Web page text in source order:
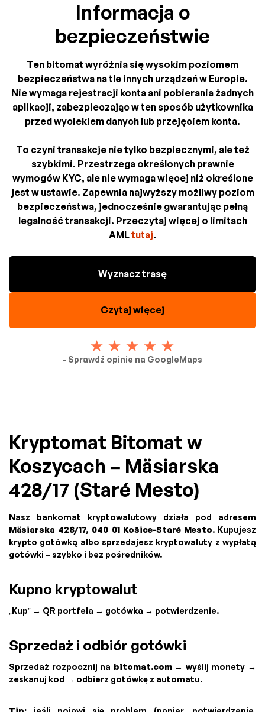
Informacja o
bezpieczeństwie
Ten bitomat wyróżnia się wysokim poziomem
bezpieczeństwa na tle innych urządzeń w Europie.
Nie wymaga rejestracji konta ani pobierania żadnych
aplikacji, zabezpieczając w ten sposób użytkownika
przed wyciekiem danych lub przejęciem konta.
To czyni transakcje nie tylko bezpiecznymi, ale też
szybkimi. Przestrzega określonych prawnie
wymogów KYC, ale nie wymaga więcej niż określone
jest w ustawie. Zapewnia najwyższy możliwy poziom
bezpieczeństwa, jednocześnie gwarantując pełną
legalność transakcji. Przeczytaj więcej o limitach
AMLtutaj.
Wyznacz trasę
Czytaj więcej
- Sprawdź opinie na GoogleMaps
Kryptomat Bitomat w
Koszycach – Mäsiarska
428/17 (Staré Mesto)
Nasz bankomat kryptowalutowy działa pod adresem
Mäsiarska 428/17, 040 01 Košice-Staré Mesto. Kupujesz
krypto gotówką albo sprzedajesz kryptowaluty z wypłatą
gotówki – szybko i bez pośredników.
Kupno kryptowalut
„Kup” → QR portfela → gotówka → potwierdzenie.
Sprzedaż i odbiór gotówki
Sprzedaż rozpocznij na bitomat.com→ wyślij monety →
zeskanuj kod → odbierz gotówkę z automatu.